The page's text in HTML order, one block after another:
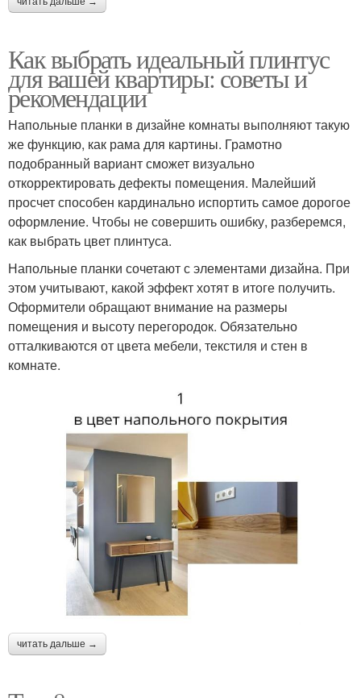
Как выбрать идеальный плинтус
для вашей квартиры: советы и
рекомендации
Напольные планки в дизайне комнаты выполняют такую
же функцию, как рама для картины. Грамотно
подобранный вариант сможет визуально
откорректировать дефекты помещения. Малейший
просчет способен кардинально испортить самое дорогое
оформление. Чтобы не совершить ошибку, разберемся,
как выбрать цвет плинтуса.
Напольные планки сочетают с элементами дизайна. При
этом учитывают, какой эффект хотят в итоге получить.
Оформители обращают внимание на размеры
помещения и высоту перегородок. Обязательно
отталкиваются от цвета мебели, текстиля и стен в
комнате.
читать дальше →